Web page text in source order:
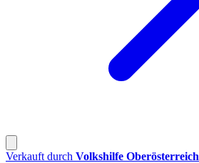
Verkauft durch Volkshilfe Oberösterreich